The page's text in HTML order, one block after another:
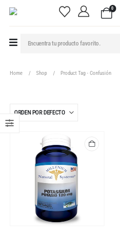
0
Home Shop Product Tag - Confusión